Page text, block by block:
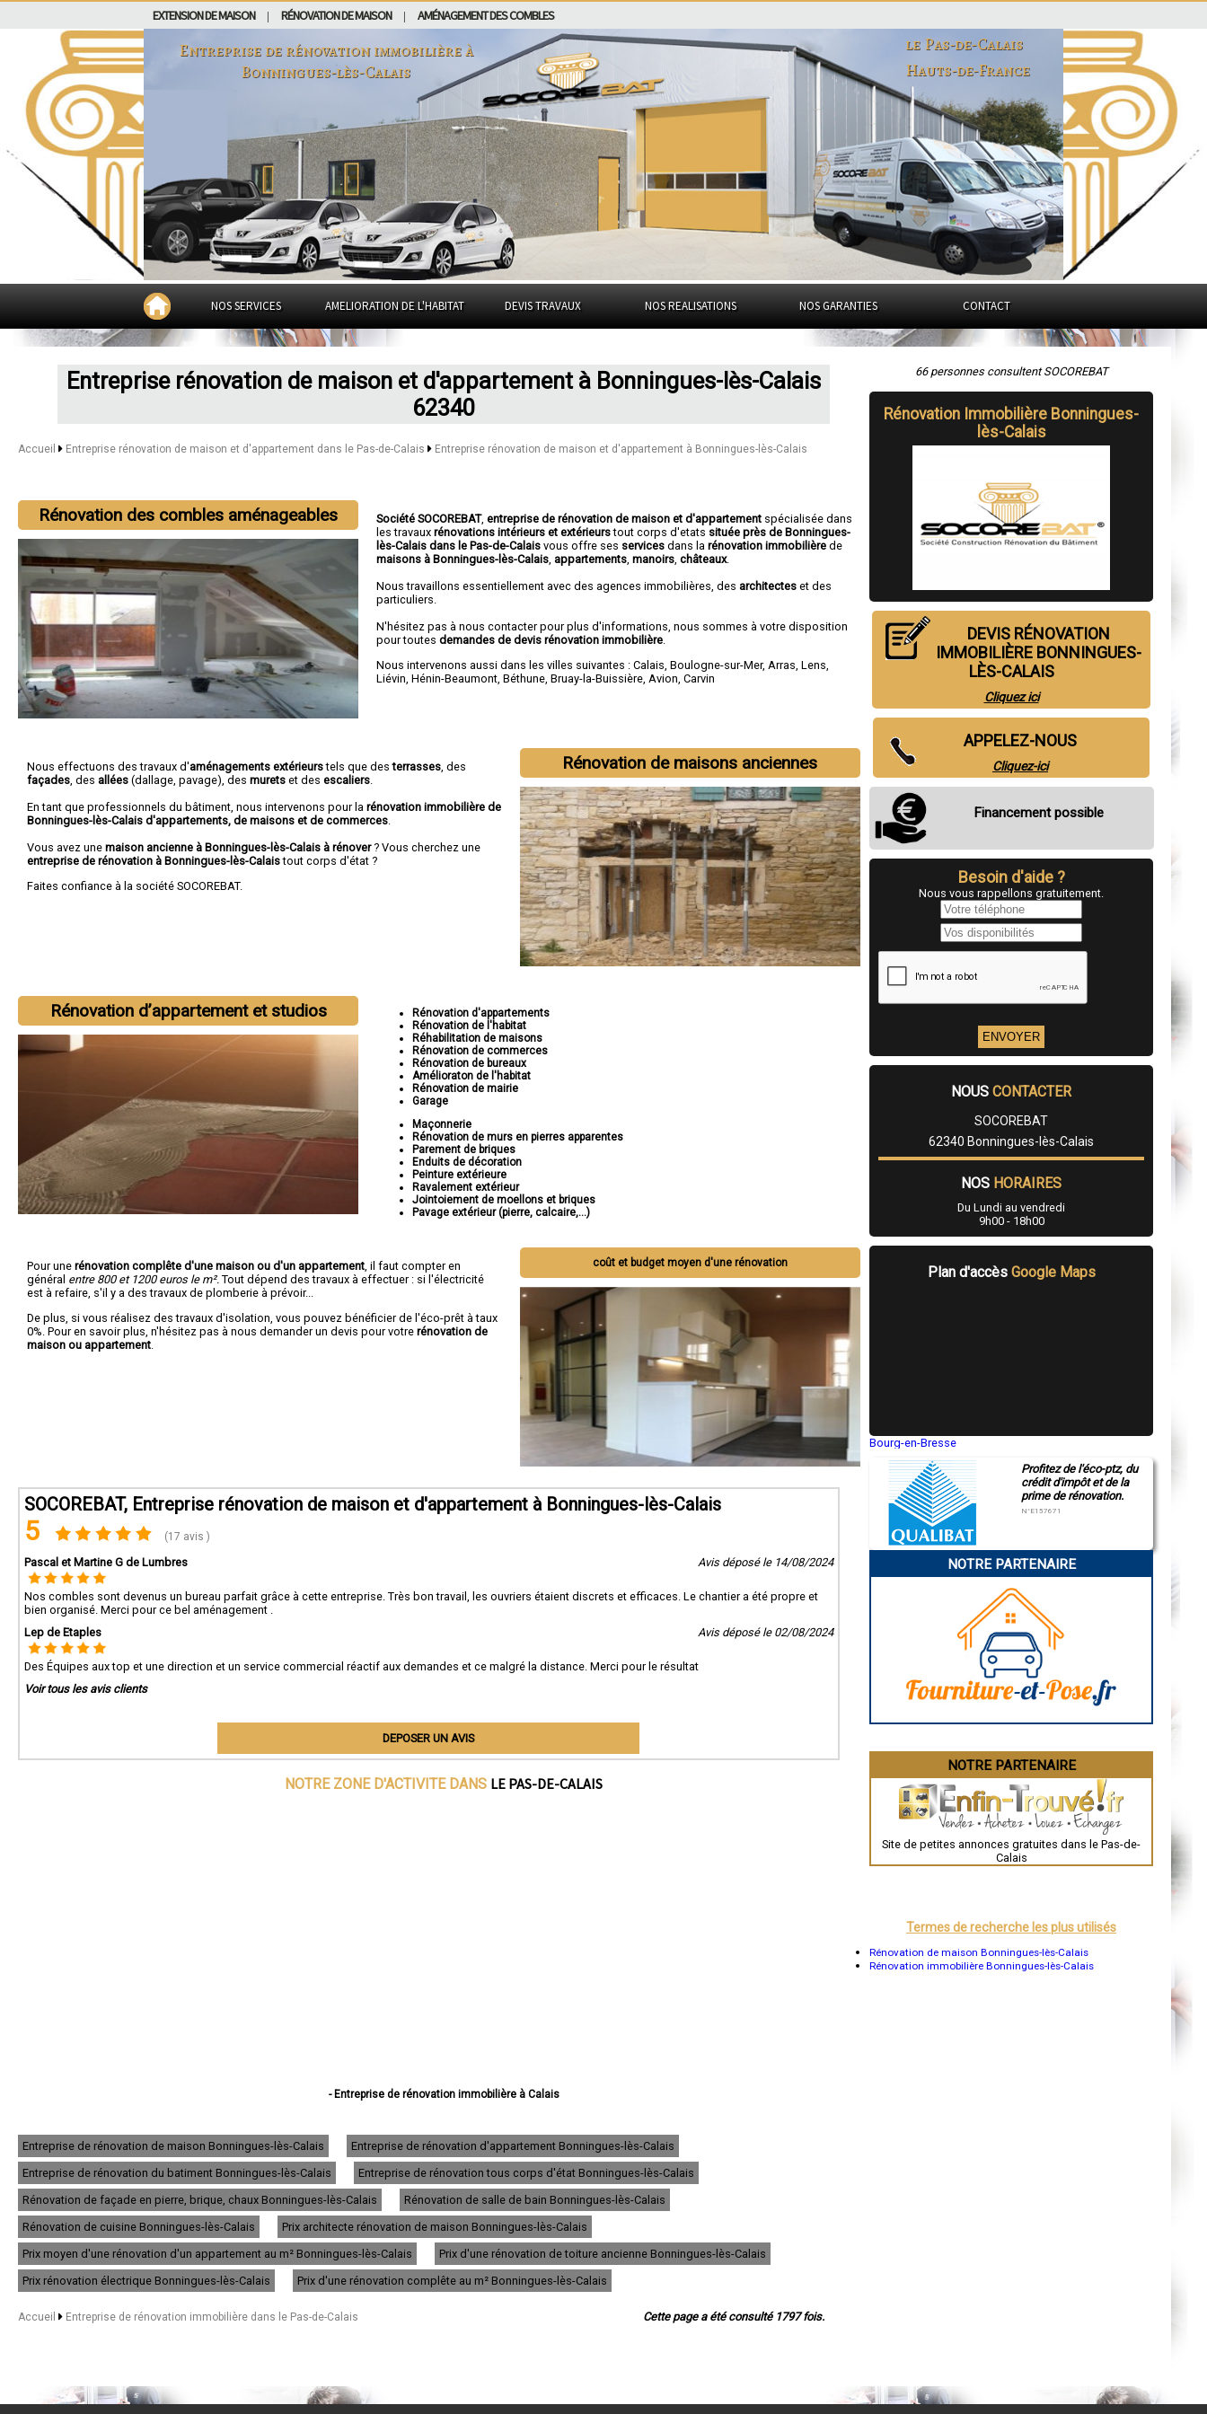
EXTENSION DE MAISON RÉNOVATION DE MAISON AMÉNAGEMENT DES COMBLES
Entreprise de rénovation immobilière à
Bonningues-lès-Calais
le Pas-de-Calais
Hauts-de-France
NOS SERVICES AMELIORATION DE L'HABITAT DEVIS TRAVAUX NOS REALISATIONS NOS GARANTIES CONTACT
Entreprise rénovation de maison et d'appartement à Bonningues-lès-Calais
62340
Accueil Entreprise rénovation de maison et d'appartement dans le Pas-de-Calais Entreprise rénovation de maison et d'appartement à Bonningues-lès-Calais
Rénovation des combles aménageables Société SOCOREBAT,entreprise de rénovation de maison et d'appartement spécialisée dans
les travauxrénovations intérieurs et extérieurstout corps d'etats située près de Bonningues-
lès-Calais dans le Pas-de-Calaisvous offre ses services dans larénovation immobilière de
maisons à Bonningues-lès-Calais appartements ,manoirs ,châteaux.
Nous travaillons essentiellement avec des agences immobilières, des architectes et des
particuliers.
N'hésitez pas à nous contacter pour plus d'informations, nous sommes à votre disposition
pour toutesdemandes de devis rénovation immobilière
Nous intervenons aussi dans les villes suivantes :Calais ,Boulogne-sur-Mer, Arras ,Lens
Liévin ,Hénin-Beaumont ,Béthune ,Bruay-la-Buissière Avion ,Carvin
Rénovation de maisons anciennes
Nous effectuons des travaux d'aménagements extérieurstels que desterrasses , des
façades , des allées (dallage, pavage), des murets et des escaliers
En tant que professionnels du bâtiment, nous intervenons pour la rénovation immobilière de
Bonningues-lès-Calais d'appartements, de maisons et de commerces
Vous avez une maison ancienne à Bonningues-lès-Calais à rénover? Vous cherchez une
entreprise de rénovation à Bonningues-lès-Calaistout corps d'état ?
Faites confiance à la société SOCOREBAT.
Rénovation d’appartement et studios
Rénovation d'appartements
Rénovation de l'habitat
Réhabilitation de maisons
Rénovation de commerces
Rénovation de bureaux
Amélioraton de l'habitat
Rénovation de mairie
Garage
Maçonnerie
Rénovation de murs en pierres apparentes
Parement de briques
Enduits de décoration
Peinture extérieure
Ravalement extérieur
Jointoiement de moellons et briques
Pavage extérieur (pierre, calcaire,...)
coût et budget moyen d'une rénovation
Pour une rénovation complête d'une maison ou d'un appartement , il faut compter en
général entre 800 et 1200 euros le m². Tout dépend des travaux à effectuer : si l'électricité
est à refaire, s'il y a des travaux de plomberie à prévoir...
De plus, si vous réalisez des travaux d'isolation, vous pouvez bénéficier de l'éco-prêt à taux
0%. Pour en savoir plus, n'hésitez pas à nous demander un devis pour votre rénovation de
maison ou appartement
SOCOREBAT, Entreprise rénovation de maison et d'appartement à Bonningues-lès-Calais
5 (17 avis )
Pascal et Martine G de Lumbres Avis déposé le 14/08/2024
Nos combles sont devenus un bureau parfait grâce à cette entreprise. Très bon travail, les ouvriers étaient discrets et efficaces. Le chantier a été propre et
bien organisé. Merci pour ce bel aménagement .
Lep de Etaples
Avis déposé le 02/08/2024
Des Équipes aux top et une direction et un service commercial réactif aux demandes et ce malgré la distance. Merci pour le résultat
Voir tous les avis clients
DEPOSER UN AVIS
NOTRE ZONE D'ACTIVITE DANS LE PAS-DE-CALAIS
- Entreprise de rénovation immobilière à Calais
- Entreprise de rénovation immobilière à Lens
- Entreprise de rénovation immobilière à Liévin
- Entreprise de rénovation immobilière à Béthune
- Entreprise de rénovation immobilière à Hénin-Beaumont
- Entreprise de rénovation immobilière à Bruay-la-Buissière
- Entreprise de rénovation immobilière à Avion
- Entreprise de rénovation immobilière à Carvin
- Entreprise de rénovation immobilière à Berck
- Entreprise de rénovation immobilière à Saint-Omer
- Entreprise de rénovation immobilière à Outreau
- Entreprise de rénovation immobilière à Méricourt
- Entreprise de rénovation immobilière à Saint-Martin-Boulogne
- Entreprise de rénovation immobilière à Auchel
Entreprise de rénovation de maison Bonningues-lès-Calais
Entreprise de rénovation d'appartement Bonningues-lès-Calais
Entreprise de rénovation du batiment Bonningues-lès-Calais
Entreprise de rénovation tous corps d'état Bonningues-lès-Calais
Rénovation de façade en pierre, brique, chaux Bonningues-lès-Calais
Rénovation de salle de bain Bonningues-lès-Calais
Rénovation de cuisine Bonningues-lès-Calais
Prix architecte rénovation de maison Bonningues-lès-Calais
Prix moyen d'une rénovation d'un appartement au m² Bonningues-lès-Calais
Prix d'une rénovation de toiture ancienne Bonningues-lès-Calais
Prix rénovation électrique Bonningues-lès-Calais
Prix d'une rénovation complête au m² Bonningues-lès-Calais
Cette page a été consulté 1797 fois.
Accueil Entreprise de rénovation immobilière dans le Pas-de-Calais
66 personnes consultent SOCOREBAT
Rénovation Immobilière Bonningues-
lès-Calais
DEVIS RÉNOVATION
IMMOBILIÈRE BONNINGUES-
LÈS-CALAIS
Cliquez ici
APPELEZ-NOUS
Cliquez-ici
Financement possible
Besoin d'aide ?
Nous vous rappellons gratuitement.
NOUS CONTACTER
SOCOREBAT
62340 Bonningues-lès-Calais
NOS HORAIRES
Du Lundi au vendredi
9h00 - 18h00
Plan d'accès Google Maps
Bourg-en-Bresse
Montluçon
Manosque
Gap
Charleville-Mézières
Pamiers
Narbonne
Brive-la-Gaillarde
Guéret
Besançon
Évreux
Chartres
Nîmes
Auch
Grenoble
Mont-de-Marsan
Blois
Le Mans
Chambéry
Profitez de l'éco-ptz, du
crédit d'impôt et de la
prime de rénovation.
N°E157671
NOTRE PARTENAIRE
NOTRE PARTENAIRE
Site de petites annonces gratuites dans le Pas-de-
Calais
Termes de recherche les plus utilisés
Rénovation de maison Bonningues-lès-Calais
Rénovation immobilière Bonningues-lès-Calais